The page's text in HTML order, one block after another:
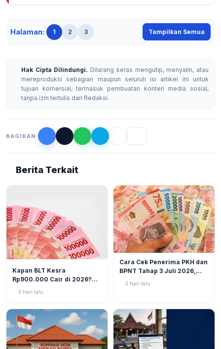
Halaman: 1 2 3 Tampilkan Semua
Hak Cipta Dilindungi. Dilarang keras mengutip, menyalin, atau
mereproduksi sebagian maupun seluruh isi artikel ini untuk
tujuan komersial, termasuk pembuatan konten media sosial,
tanpa izin tertulis dari Redaksi.
BAGIKAN
Berita Terkait
Kapan BLT Kesra
Rp900.000 Cair di 2026?
Simak Prediksi dan
3 hari lalu
Cara Cek Penerima PKH dan
BPNT Tahap 3 Juli 2026,
3 hari lalu